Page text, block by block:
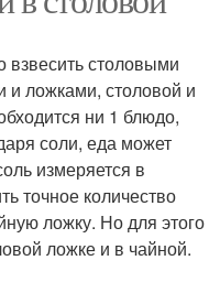
взвесить столовыми
и ложками, столовой и
ни 1 блюдо,
соли, еда может
измеряется в
точное количество
ложку. Но для этого
ложке и в чайной.